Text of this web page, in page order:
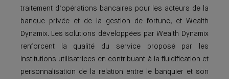
traitement d’opérations bancaires pour les acteurs de la
banque privée et de la gestion de fortune, et Wealth
Dynamix. Les solutions développées par Wealth Dynamix
renforcent la qualité du service proposé par les
institutions utilisatrices en contribuant à la fluidification et
personnalisation de la relation entre le banquier et son